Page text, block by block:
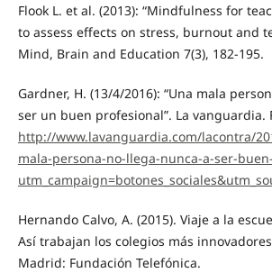
Flook L. et al. (2013): “Mindfulness for
to assess effects on stress, burnout and
Mind, Brain and Education 7(3), 182-195.
Gardner, H. (13/4/2016): “Una mala
ser un buen profesional”. La vanguardia.
http://www.lavanguardia.com/lacontra/
mala-persona-no-llega-nunca-a-ser-
Hernando Calvo, A. (2015). Viaje a la
Así trabajan los colegios más
Madrid: Fundación Telefónica.